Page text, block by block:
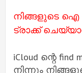
നിങ്ങളുടെ ഐ
ട്രാക്ക്
iCloud ന്റെ
നിന്നും